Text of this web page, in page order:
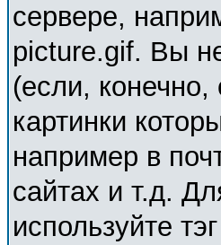
сервере,
picture.gif. Вы
(если,
картинки
например в
сайтах и т.д.
используйте